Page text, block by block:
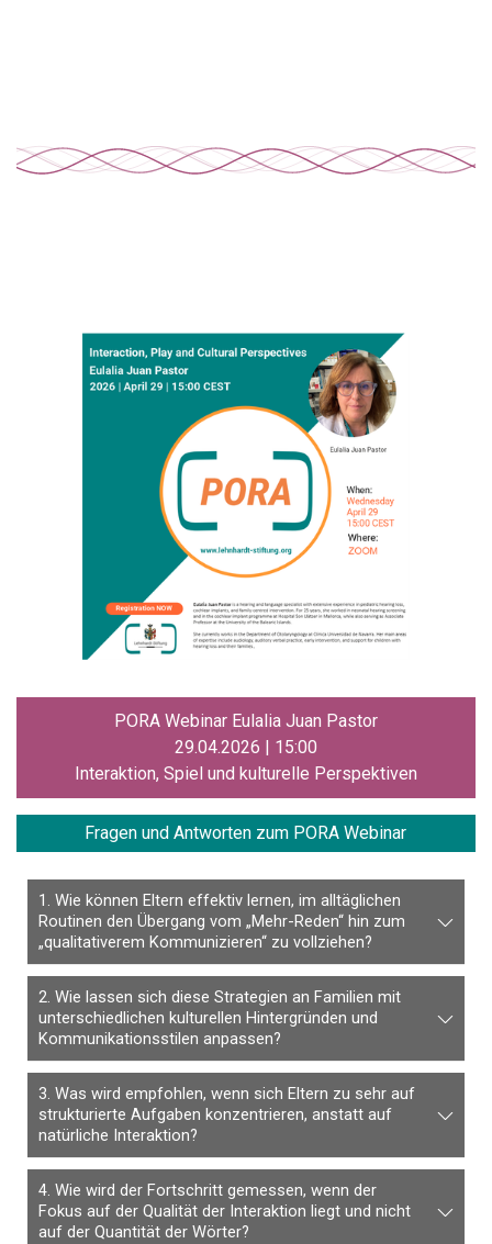
PORA Webinar Eulalia Juan Pastor
29.04.2026 | 15:00
Interaktion, Spiel und kulturelle Perspektiven
Fragen undAntworten zum PORA Webinar
1. Wie können Eltern effektiv lernen, im alltäglichen
Routinen den Übergang vom „Mehr-Reden“ hin zum
„qualitativerem Kommunizieren“ zu vollziehen?
2. Wie lassen sich diese Strategien an Familien mit
unterschiedlichen kulturellen Hintergründen und
Kommunikationsstilen anpassen?
3. Was wird empfohlen, wenn sich Eltern zu sehr auf
strukturierte Aufgaben konzentrieren, anstatt auf
natürliche Interaktion?
4. Wie wird der Fortschritt gemessen, wenn der
Fokus auf der Qualität der Interaktion liegt und nicht
auf der Quantität der Wörter?